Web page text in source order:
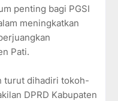
penting bagi PGSI
meningkatkan
Pati.
turut dihadiri tokoh-
DPRD Kabupaten